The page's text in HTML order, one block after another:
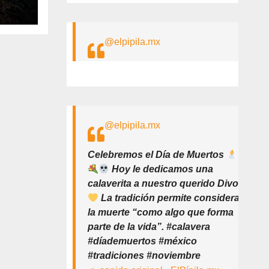
@elpipila.mx
@elpipila.mx
Celebremos el Día de Muertos
Hoy le dedicamos una
calaverita a nuestro querido Divo
La tradición permite considerar
la muerte “como algo que forma
parte de la vida”. #calavera
#díademuertos #méxico
#tradiciones #noviembre